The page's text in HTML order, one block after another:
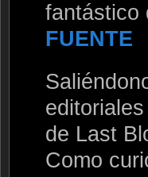
fantástico
FUENTE
de Last
Como